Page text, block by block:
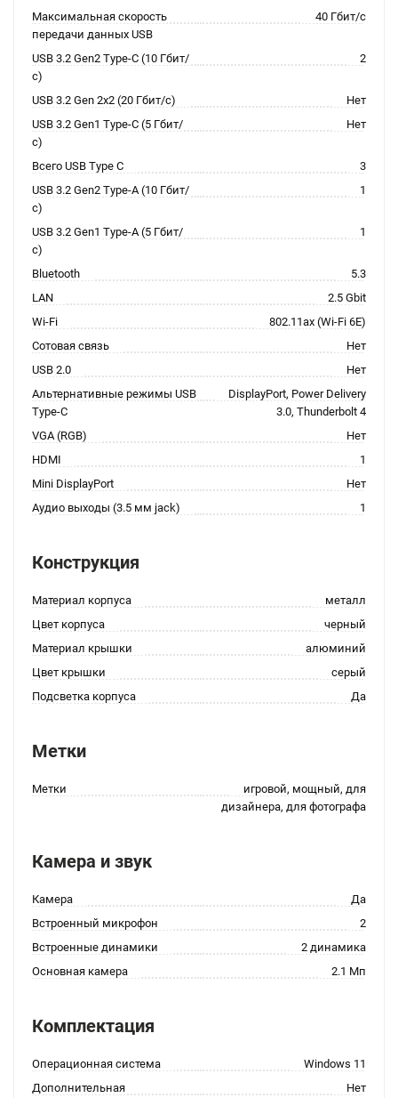
Максимальная скорость
передачи данных USB
40 Гбит/с
USB 3.2 Gen2 Type-C (10 Гбит/
с)
2
USB 3.2 Gen 2x2 (20 Гбит/с)
Нет
USB 3.2 Gen1 Type-C (5 Гбит/
с)
Нет
Всего USB Type C
3
USB 3.2 Gen2 Type-A (10 Гбит/
с)
1
USB 3.2 Gen1 Type-A (5 Гбит/
с)
1
Bluetooth
5.3
LAN
2.5 Gbit
Wi-Fi
802.11ax (Wi-Fi 6E)
Сотовая связь
Нет
USB 2.0
Нет
Альтернативные режимы USB
Type-C
DisplayPort, Power Delivery
3.0, Thunderbolt 4
VGA (RGB)
Нет
HDMI
1
Mini DisplayPort
Нет
Аудио выходы (3.5 мм jack)
1
Конструкция
Материал корпуса
металл
Цвет корпуса
черный
Материал крышки
алюминий
Цвет крышки
серый
Подсветка корпуса
Да
Метки
Метки
игровой, мощный, для
дизайнера, для фотографа
Камера и звук
Камера
Да
Встроенный микрофон
2
Встроенные динамики
2 динамика
Основная камера
2.1 Мп
Комплектация
Операционная система
Windows 11
Дополнительная
Нет